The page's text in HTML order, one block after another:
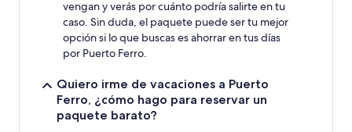
disponibilidad
vengan y verás por cuánto podría salirte en tu
caso. Sin duda, el paquete puede ser tu mejor
opción si lo que buscas es ahorrar en tus días
por Puerto Ferro.
Quiero irme de vacaciones a Puerto
Ferro, ¿cómo hago para reservar un
paquete barato?